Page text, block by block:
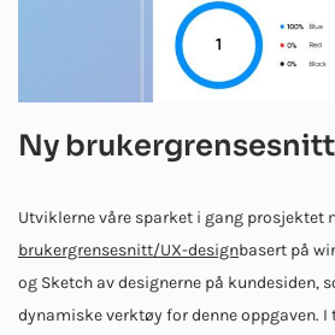
Ny
Utviklerne våre sparket i gang prosjektet
brukergrensesnitt/UX-designbasert på
og Sketch av designerne på kundesiden,
dynamiske verktøy for denne oppgaven.